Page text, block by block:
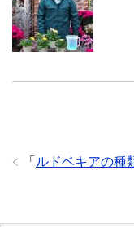
「 ルドベキアの種